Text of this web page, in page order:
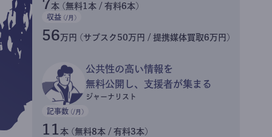
7本 (無料1本 / 有料6本)
収益 (/月)
56万円 (サブスク50万円 / 提携媒体買取6万円)
公共性の高い情報を
無料公開し、支援者が集まる
ジャーナリスト
記事数 (/月)
11 本 (無料8本 / 有料3本)